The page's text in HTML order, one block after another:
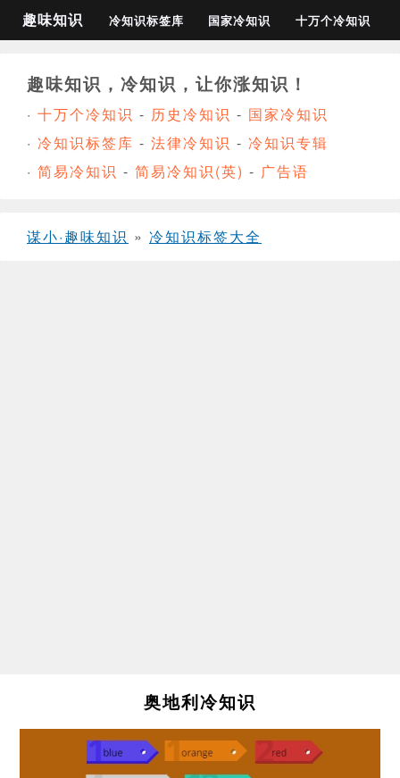
趣味知识 冷知识标签库 国家冷知识 十万个冷知识
趣味知识，冷知识，让你涨知识！
· 十万个冷知识 - 历史冷知识 - 国家冷知识
· 冷知识标签库 - 法律冷知识 - 冷知识专辑
· 简易冷知识 - 简易冷知识(英) - 广告语
谋小·趣味知识 » 冷知识标签大全
奥地利冷知识